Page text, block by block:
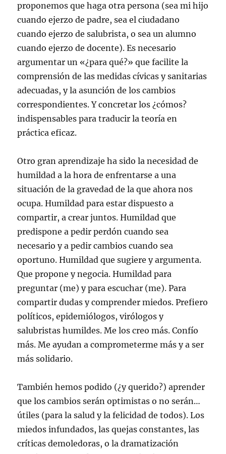
proponemos que haga otra persona (sea mi hijo
cuando ejerzo de padre, sea el ciudadano
cuando ejerzo de salubrista, o sea un alumno
cuando ejerzo de docente). Es necesario
argumentar un «¿para qué?» que facilite la
comprensión de las medidas cívicas y sanitarias
adecuadas, y la asunción de los cambios
correspondientes. Y concretar los ¿cómos?
indispensables para traducir la teoría en
práctica eficaz.
Otro gran aprendizaje ha sido la necesidad de
humildad a la hora de enfrentarse a una
situación de la gravedad de la que ahora nos
ocupa. Humildad para estar dispuesto a
compartir, a crear juntos. Humildad que
predispone a pedir perdón cuando sea
necesario y a pedir cambios cuando sea
oportuno. Humildad que sugiere y argumenta.
Que propone y negocia. Humildad para
preguntar (me) y para escuchar (me). Para
compartir dudas y comprender miedos. Prefiero
políticos, epidemiólogos, virólogos y
salubristas humildes. Me los creo más. Confío
más. Me ayudan a comprometerme más y a ser
más solidario.
También hemos podido (¿y querido?) aprender
que los cambios serán optimistas o no serán…
útiles (para la salud y la felicidad de todos). Los
miedos infundados, las quejas constantes, las
críticas demoledoras, o la dramatización